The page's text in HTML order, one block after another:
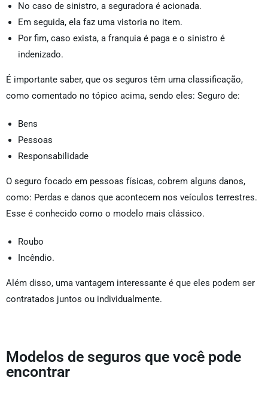
No caso de sinistro, a seguradora é acionada.
Em seguida, ela faz uma vistoria no item.
Por fim, caso exista, a franquia é paga e o sinistro é
indenizado.
É importante saber, que os seguros têm uma classificação,
como comentado no tópico acima, sendo eles: Seguro de:
Bens
Pessoas
Responsabilidade
O seguro focado em pessoas físicas, cobrem alguns danos,
como: Perdas e danos que acontecem nos veículos terrestres.
Esse é conhecido como o modelo mais clássico.
Roubo
Incêndio.
Além disso, uma vantagem interessante é que eles podem ser
contratados juntos ou individualmente.
Modelos de seguros que você pode
encontrar